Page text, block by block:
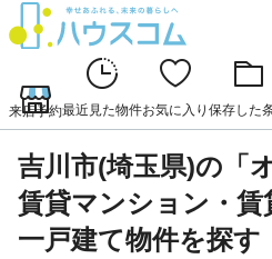
来店予約最近見た物件お気に入り 保存した
吉川市(埼玉県)の「
賃貸マンション・
一戸建て物件を探す